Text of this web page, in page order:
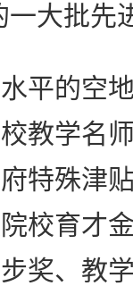
一大批先
的空地
教学名
特殊津
校育才
奖、教